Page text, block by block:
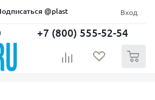
@plast Вход
+7 (800) 555-52-54